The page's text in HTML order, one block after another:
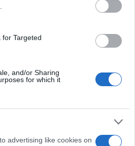
Targeted
and/or Sharing
for which it
advertising like cookies on
minutos, hasta
con la mano